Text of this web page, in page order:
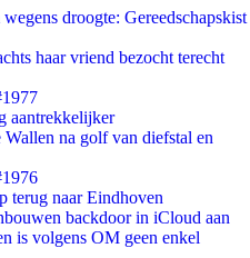
droogte: Gereedschapskist
haar vriend bezocht terecht
aantrekkelijker
na golf van diefstal en
terug naar Eindhoven
backdoor in iCloud aan
is volgens OM geen enkel